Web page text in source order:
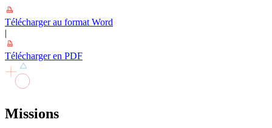
Télécharger au format Word
|
Télécharger en PDF
Missions